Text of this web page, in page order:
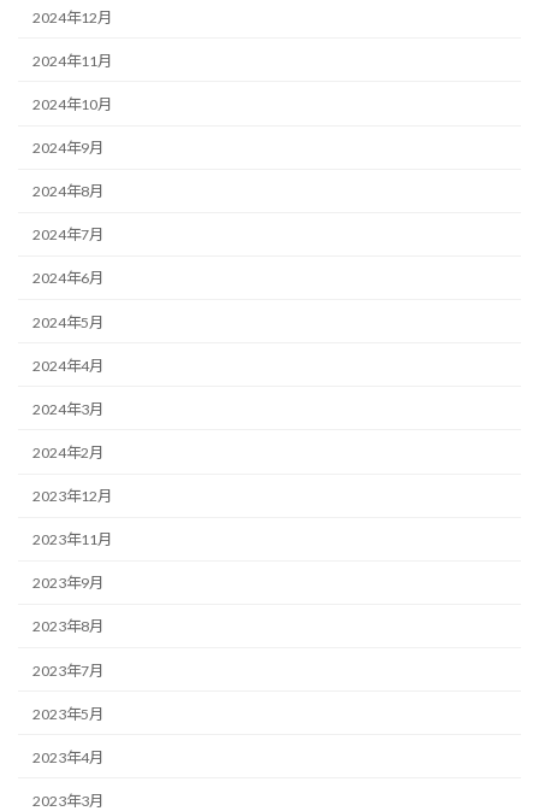
2024年12月
2024年11月
2024年10月
2024年9月
2024年8月
2024年7月
2024年6月
2024年5月
2024年4月
2024年3月
2024年2月
2023年12月
2023年11月
2023年9月
2023年8月
2023年7月
2023年5月
2023年4月
2023年3月